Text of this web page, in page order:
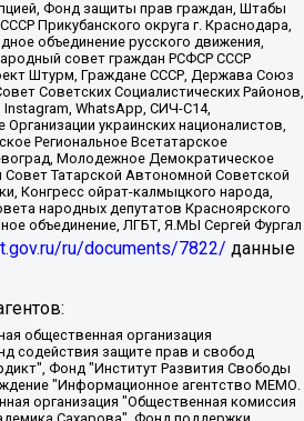
Фонд защиты прав граждан, Штабы
Прикубанского округа г. Краснодара,
объединение русского движения,
совет граждан РСФСР СССР
Штурм, Граждане СССР, Держава Союз
Советских Социалистических Районов,
WhatsApp, СИЧ-С14,
украинских националистов,
Региональное Всетатарское
Молодежное Демократическое
Татарской Автономной Советской
Конгресс ойрат-калмыцкого народа,
народных депутатов Красноярского
объединение, ЛГБТ, Я.МЫ Сергей Фургал
ru/documents/7822/ данные
"ОВД-Инфо", Егоров Владимир Владимирович, Жилинский Владимир Александрович, Общество с ограниченной ответственностью "ЗП", Иванова София Юрьевна, Карезина Инна Павловна, Кильтау Екатерина Викторовна, Петров Алексей Викторович, Пискунов Сергей Евгеньевич, Смирнов Сергей Сергеевич, Тихонов Михаил Сергеевич, Общество с ограниченной ответственностью "ЖУРНАЛИСТ-ИНОСТРАННЫЙ АГЕНТ", Арапова Галина Юрьевна, Вольтская Татьяна Анатольевна, Американская компания "Mason G.E.S. Anonymous Foundation" (США), являющаяся владельцем интернет-издания https://mnews.world/, Компания "Stichting Bellingcat", зарегистрированная в Нидерландах (дата регистрации 11.07.2018), Захаров Андрей Вячеславович, Клепиковская Екатерина Дмитриевна, Общество с ограниченной ответственностью "МЕМО", Перл Роман Александрович, Симонов Евгений Алексеевич, Соловьева Елена Анатольевна, Сотников Даниил Владимирович, Сурначева Елизавета Дмитриевна, Автономная некоммерческая организация по защите прав человека и информированию населения "Якутия – Наше Мнение", Общество с ограниченной ответственностью "Москоу диджитал медиа", с 26.01.2023 Общество с ограниченной ответственностью "Чайка Белые сады", Ветошкина Валерия Валерьевна, Заговора Максим Александрович, Межрегиональное общественное движение "Российская ЛГБТ - сеть", Оленичев Максим Владимирович, Павлов Иван Юрьевич, Скворцова Елена Сергеевна, Общество с ограниченной ответственностью "Как бы инагент", Кочетков Игорь Викторович, Общество с ограниченной ответственностью "Честные выборы", Еланчик Олег Александрович, Общество с ограниченной ответственностью "Нобелевский призыв", Гималова Регина Эмилевна, Григорьев Андрей Валерьевич, Григорьева Алина Александровна, Ассоциация по содействию защите прав призывников, альтернативнослужащих и военнослужащих "Правозащитная группа "Гражданин.Армия.Право", Хисамова Регина Фаритовна, Автономная некоммерческая организация по реализации социально-правовых программ "Лилит", Дальневосточное общественное движение "Маяк", Санкт-Петербургская ЛГБТ-инициативная группа "Выход", Инициативная группа ЛГБТ+ "Реверс", Алексеев Андрей Викторович, Бекбулатова Таисия Львовна, Беляев Иван Михайлович, Владыкина Елена Сергеевна, Гельман Марат Александрович, Никульшина Вероника Юрьевна, Толоконникова Надежда Андреевна, Шендерович Виктор Анатольевич, Общество с ограниченной ответственностью "Данное сообщение", Общество с ограниченной ответственностью Издательский дом "Новая глава", Айнбиндер Александра Александровна, Московский комьюнити-центр для ЛГБТ+инициатив, Благотворительный фонд развития филантропии, Deutsche Welle (Германия, Kurt-Schumacher-Strasse 3, 53113 Bonn), Борзунова Мария Михайловна, Воробьев Виктор Викторович, Голубева Анна Львовна, Константинова Алла Михайловна, Малкова Ирина Владимировна, Мурадов Мурад Абдулгалимович, Осетинская Елизавета Николаевна, Понасенков Евгений Николаевич, Ганапольский Матвей Юрьевич, Киселев Евгений Алексеевич, Борухович Ирина Григорьевна, Дремин Иван Тимофеевич, Дубровский Дмитрий Викторович, Красноярская региональная общественная организация поддержки и развития альтернативных образовательных технологий и межкультурных коммуникаций "ИНТЕРРА", Маяковская Екатерина Алексеевна, Фейгин Марк Захарович, Филимонов Андрей Викторович, Дзугкоева Регина Николаевна, Доброхотов Роман Александрович, Дудь Юрий Александрович, Елкин Сергей Владимирович, Кругликов Кирилл Игоревич, Сабунаева Мария Леонидовна, Семенов Алексей Владимирович, Шаинян Карен Багратович, Шульман Екатерина Михайловна, Асафьев Артур Валерьевич, Вахштайн Виктор Семенович, Венедиктов Алексей Алексеевич, Лушникова Екатерина Евгеньевна, Волков Леонид Михайлович, Невзоров Александр Глебович, Пархоменко Сергей Борисович, Сироткин Ярослав Николаевич, Кара-Мурза Владимир Владимирович, Баранова Наталья Владимировна, Гозман Леонид Яковлевич, Кагарлицкий Борис Юльевич, Климарев Михаил Валерьевич, Милов Владимир Станиславович, Автономная некоммерческая организация Краснодарский центр современного искусства "Типография", Моргенштерн Алишер Тагирович, Соболь Любовь Эдуардовна, Общество с ограниченной ответственностью "ЛИЗА НОРМ", Каспаров Гарри Кимович, Ходорковский Михаил Борисович, Общество с ограниченной ответственностью "Апрельские тезисы", Данилович Ирина Брониславовна, Кашин Олег Владимирович, Петров Николай Владимирович, Пивоваров Алексей Владимирович, Соколов Михаил Владимирович, Цветкова Юлия Владимировна, Чичваркин Евгений Александрович, Комитет против пыток/Команда против пыток, Общество с ограниченной ответственностью "Первый научный", Общество с ограниченной ответственностью "Вертолет и ко", Белоцерковская Вероника Борисовна, Кац Максим Евгеньевич, Лазарева Татьяна Юрьевна, Шаведдинов Руслан Табризович, Яшин Илья Валерьевич, Общество с ограниченной ответственностью "Иноагент ААВ", Алешковский Дмитрий Петрович, Альбац Евгения Марковна, Быков Дмитрий Львович, Галямина Юлия Евгеньевна, Лойко Сергей Леонидович, Мартынов Кирилл Константинович, Медведев Сергей Александрович, Крашенинников Федор Геннадиевич, Гордеева Катерина Вл